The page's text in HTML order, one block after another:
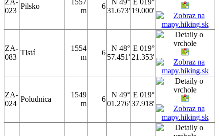
023
Pilsko
m
6
31.673' 19.000'
ZA-
083
Tlstá
1554
m
6
N 48°
57.451'
E 019°
21.353'
ZA-
024
Poludnica
1549
m
6
N 49°
01.276'
E 019°
37.918'